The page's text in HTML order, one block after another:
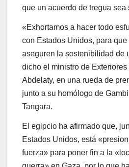
que un acuerdo de tregua sea
«Exhortamos a hacer todo
con Estados Unidos, para
aseguren la sostenibilidad de
dicho el ministro de
Abdelaty, en una rueda de
junto a su homólogo de
Tangara.
El egipcio ha afirmado que,
Estados Unidos, está
fuerza» para poner fin a la